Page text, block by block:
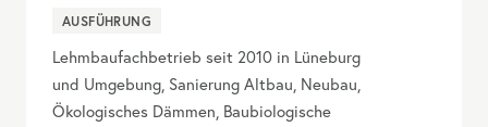
AUSFÜHRUNG
Lehmbaufachbetrieb seit 2010 in Lüneburg
und Umgebung, Sanierung Altbau, Neubau,
Ökologisches Dämmen, Baubiologische